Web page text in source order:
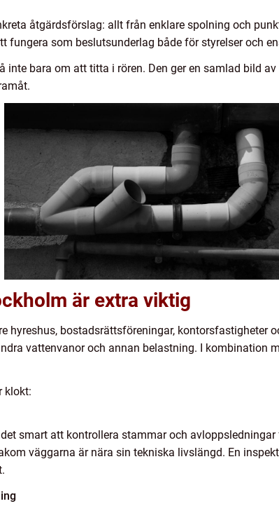
åtgärdsförslag: allt från enklare spolning och
fungera som beslutsunderlag både för styrelser och
inte bara om att titta i rören. Den ger en samlad bild
är extra viktig
hyreshus, bostadsrättsföreningar, kontorsfastigheter
vattenvanor och annan belastning. I kombination
klokt:
smart att kontrollera stammar och
väggarna är nära sin tekniska livslängd. En